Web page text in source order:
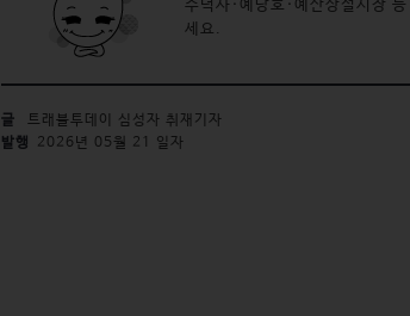
수덕사·예당호·예산상설시장
세요.
글
트래블투데이 심성자 취재기자
발행
2026년 05월 21 일자